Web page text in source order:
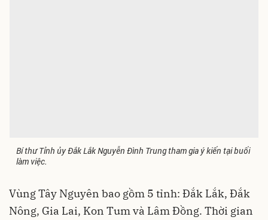
Bí thư Tỉnh ủy Đắk Lắk Nguyễn Đình Trung tham gia ý kiến tại buổi
làm việc.
Vùng Tây Nguyên bao gồm 5 tỉnh: Đắk Lắk, Đắk
Nông, Gia Lai, Kon Tum và Lâm Đồng. Thời gian